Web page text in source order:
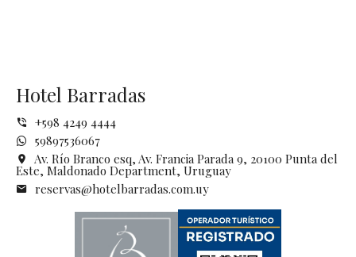
Hotel Barradas
+598 4249 4444
59897536067
Av. Río Branco esq, Av. Francia Parada 9, 20100 Punta del
Este, Maldonado Department, Uruguay
reservas@hotelbarradas.com.uy